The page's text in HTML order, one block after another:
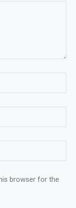
browser for the